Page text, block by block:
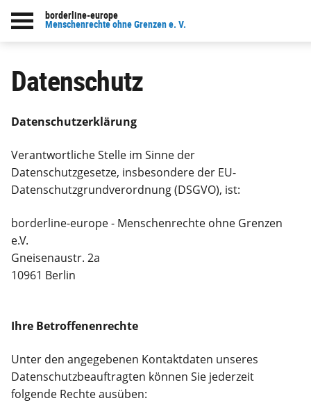
borderline-europe
Menschenrechte ohne Grenzen e. V.
Datenschutz
Datenschutzerklärung
Verantwortliche Stelle im Sinne der
Datenschutzgesetze, insbesondere der EU-
Datenschutzgrundverordnung (DSGVO), ist:
borderline-europe - Menschenrechte ohne Grenzen
e.V.
Gneisenaustr. 2a
10961 Berlin
Ihre Betroffenenrechte
Unter den angegebenen Kontaktdaten unseres
Datenschutzbeauftragten können Sie jederzeit
folgende Rechte ausüben: